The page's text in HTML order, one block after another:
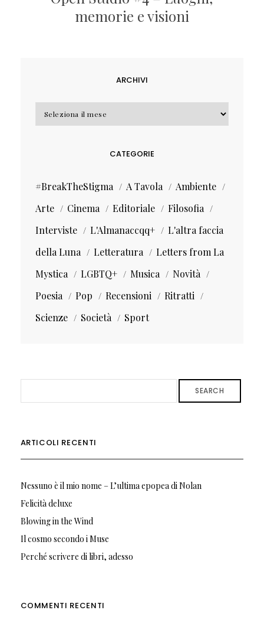
memorie e visioni
ARCHIVI
CATEGORIE
#BreakTheStigma A Tavola
Ambiente
Arte
Cinema Editoriale
Filosofia
Interviste
L'Almanaccqq+
L'altra faccia
della Luna
Letteratura
Letters from La
Mystica
LGBTQ+ Musica
Novità
Poesia
Pop Recensioni
Ritratti
Scienze
Società Sport
SEARCH
ARTICOLI RECENTI
Nessuno è il mio nome – L’ultima epopea di Nolan
Felicità deluxe
Blowing in the Wind
Il cosmo secondo i Muse
Perché scrivere di libri, adesso
COMMENTI RECENTI